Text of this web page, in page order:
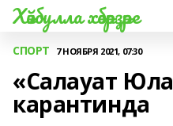
Хәйбулла хәбәрҙәре
СПОРТ 7 НОЯБРЯ 2021, 07:30
«Салауат
карантинда